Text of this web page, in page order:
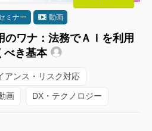
ミナー 動画
のワナ：法務でＡＩを利用
べき基本
アンス・リスク対応
画 DX・テクノロジー